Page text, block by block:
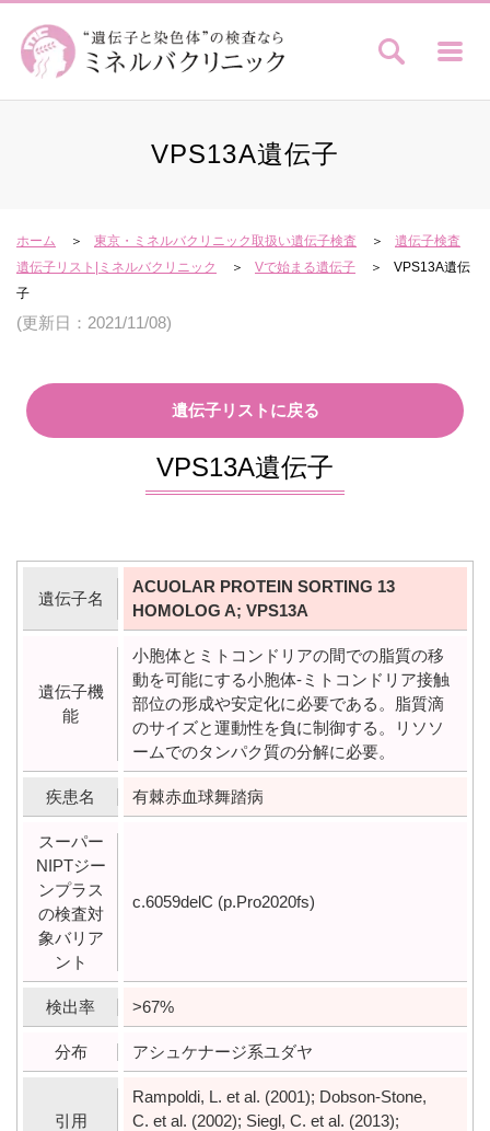
VPS13A遺伝子
ホーム 東京・ミネルバクリニック取扱い遺伝子検査
遺伝子検査
遺伝子リスト|ミネルバクリニック
Vで始まる遺伝子
VPS13A遺伝
子
(更新日：2021/11/08)
遺伝子リストに戻る
VPS13A遺伝子
遺伝子名
ACUOLAR PROTEIN SORTING 13
HOMOLOG A; VPS13A
遺伝子機
能
小胞体とミトコンドリアの間での脂質の移
動を可能にする小胞体-ミトコンドリア接触
部位の形成や安定化に必要である。脂質滴
のサイズと運動性を負に制御する。リソソ
ームでのタンパク質の分解に必要。
疾患名 有棘赤血球舞踏病
スーパー
NIPTジー
ンプラス
の検査対
象バリア
ント
c.6059delC (p.Pro2020fs)
検出率 >67%
分布 アシュケナージ系ユダヤ
引用
Rampoldi, L. et al. (2001); Dobson-Stone,
C. et al. (2002); Siegl, C. et al. (2013);